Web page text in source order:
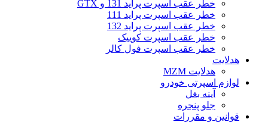
خطر عقب اسپرت پراید 131 و GTX
خطر عقب اسپرت پراید 111
خطر عقب اسپرت پراید 132
خطر عقب اسپرت کوییک
خطر عقب اسپرت فول کالر
هدلایت
هدلایت MZM
لوازم اسپرتی خودرو
آینه بغل
جلو پنجره
قوانین و مقررات